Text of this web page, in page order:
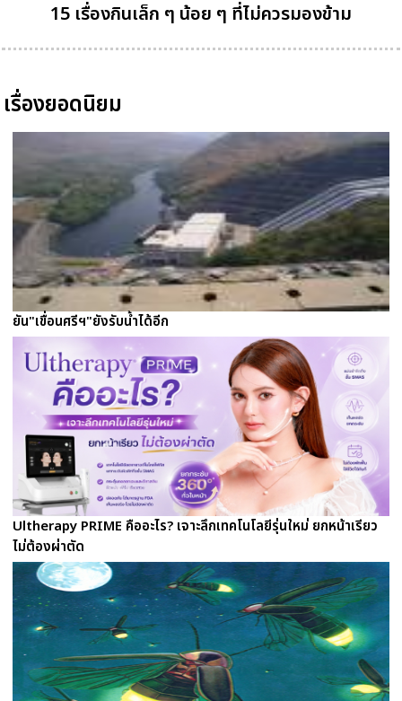
15 เรื่องกินเล็ก ๆ น้อย ๆ ที่ไม่ควรมองข้าม
เรื่องยอดนิยม
ยัน"เขื่อนศรีฯ"ยังรับน้ำได้อีก
Ultherapy PRIME คืออะไร? เจาะลึกเทคโนโลยีรุ่นใหม่ ยกหน้าเรียว
ไม่ต้องผ่าตัด